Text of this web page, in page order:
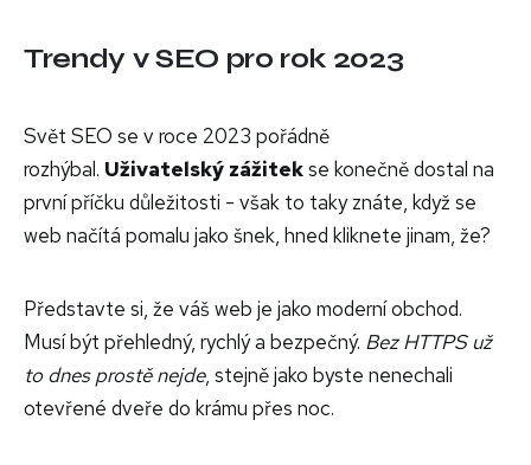
Trendy v SEO pro rok 2023
Svět SEO se v roce 2023 pořádně
rozhýbal. Uživatelský zážitekse konečně dostal na
první příčku důležitosti - však to taky znáte, když se
web načítá pomalu jako šnek, hned kliknete jinam, že?
Představte si, že váš web je jako moderní obchod.
Musí být přehledný, rychlý a bezpečný. Bez HTTPS už
to dnes prostě nejde, stejně jako byste nenechali
otevřené dveře do krámu přes noc.